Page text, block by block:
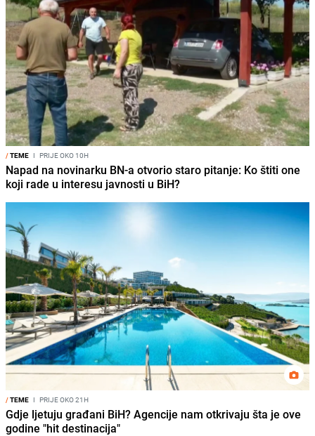
/TEME I PRIJE OKO 10H
Napad na novinarku BN-a otvorio staro pitanje: Ko štiti one
koji rade u interesu javnosti u BiH?
/TEME I PRIJE OKO 21H
Gdje ljetuju građani BiH? Agencije nam otkrivaju šta je ove
godine "hit destinacija"